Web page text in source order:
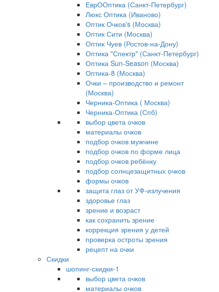
ЕврООптика (Санкт-Петербург)
Люкс Оптика (Иваново)
Оптик Очков's (Москва)
Оптик Сити (Москва)
Оптик Чуев (Ростов-на-Дону)
Оптика "Спектр" (Санкт-Петербург)
Оптика Sun-Season (Москва)
Оптика-8 (Москва)
Очки – производство и ремонт
(Москва)
Черника-Оптика ( Москва)
Черника-Оптика (Спб)
выбор цвета очков
материалы очков
подбор очков мужчине
подбор очков по форме лица
подбор очков ребёнку
подбор солнцезащитных очков
формы очков
защита глаз от УФ-излучения
здоровье глаз
зрение и возраст
как сохранить зрение
коррекция зрения у детей
проверка остроты зрения
рецепт на очки
Скидки
шопинг-скидки-1
выбор цвета очков
материалы очков